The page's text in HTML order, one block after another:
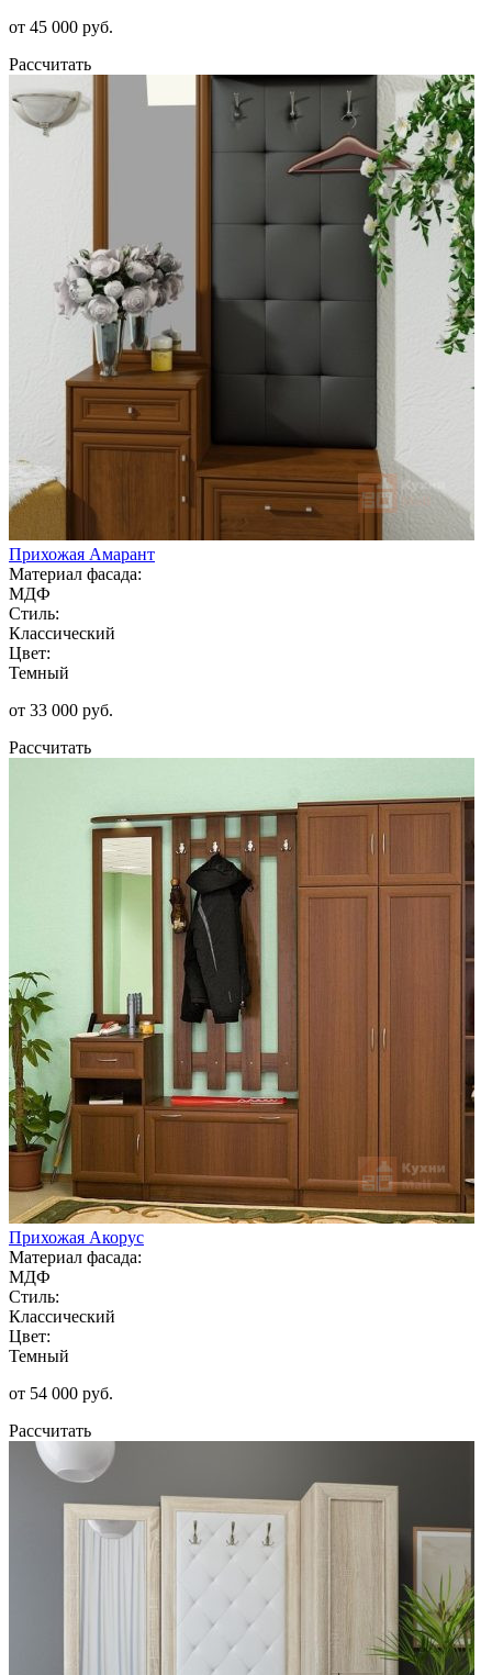
от 45 000 руб.
Рассчитать
Прихожая Амарант
Материал фасада:
МДФ
Стиль:
Классический
Цвет:
Темный
от 33 000 руб.
Рассчитать
Прихожая Акорус
Материал фасада:
МДФ
Стиль:
Классический
Цвет:
Темный
от 54 000 руб.
Рассчитать